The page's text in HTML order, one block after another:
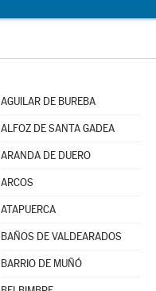
AGUILAR DE BUREBA
ALFOZ DE SANTA GADEA
ARANDA DE DUERO
ARCOS
ATAPUERCA
BAÑOS DE VALDEARADOS
BARRIO DE MUÑÓ